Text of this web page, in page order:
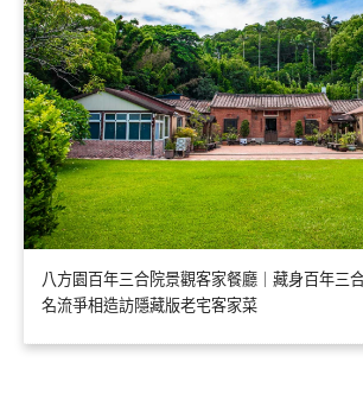
八方園百年三合院景觀客家餐廳｜藏身百年三
名流爭相造訪隱藏版老宅客家菜